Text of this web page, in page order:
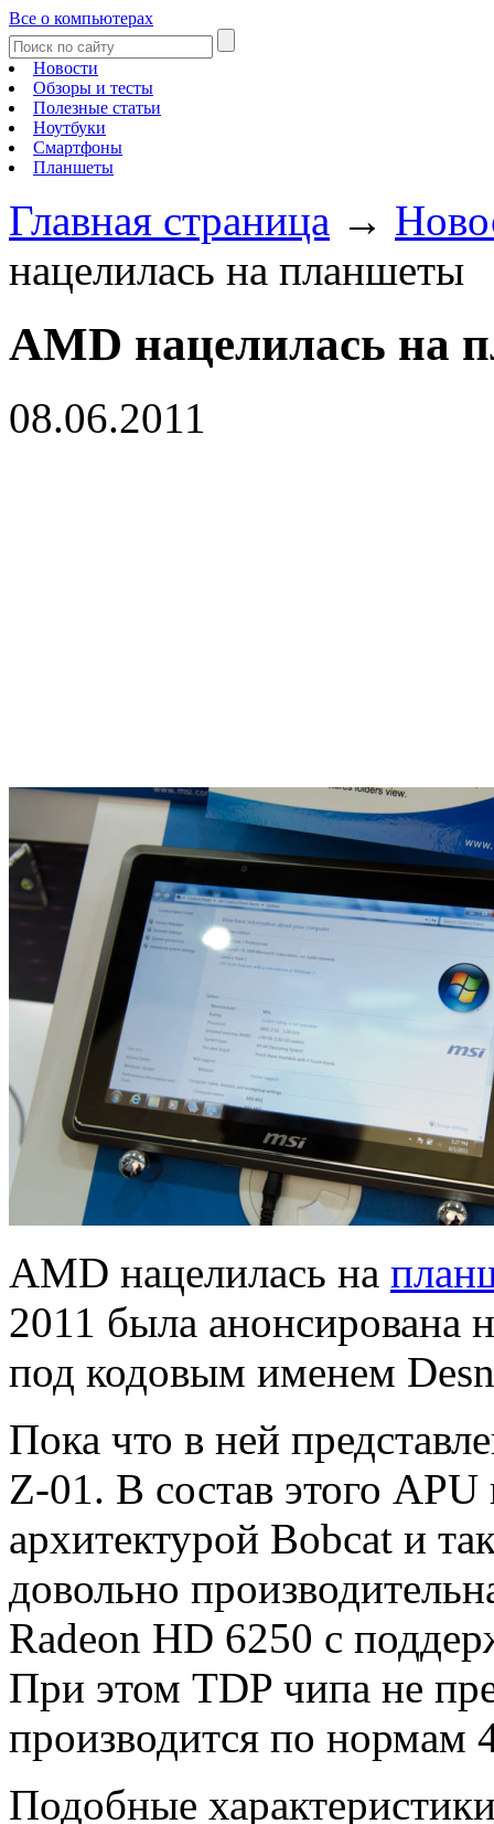
Все о компьютерах
Новости
Обзоры и тесты
Полезные статьи
Ноутбуки
Смартфоны
Планшеты
Главная страница →
нацелилась на планшеты
AMD нацелилась на
08.06.2011
AMD нацелилась на
2011 была анонсирована
под кодовым именем
Пока что в ней
Z-01. В состав этого APU
архитектурой Bobcat и
довольно
Radeon HD 6250 с
При этом TDP чипа не
производится по нормам
Подобные